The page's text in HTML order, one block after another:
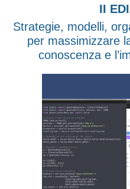
II
Strategie, modelli,
per massimizzare
conoscenza e